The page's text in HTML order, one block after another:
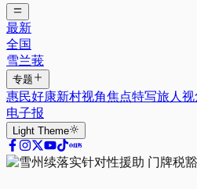
最新
全国
雪兰莪
专题
惠民好康新村视角焦点特写旅人视
电子报
Light Theme